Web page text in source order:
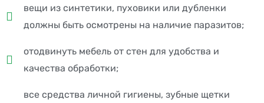
вещи из синтетики, пуховики или дубленки
должны быть осмотрены на наличие паразитов;
отодвинуть мебель от стен для удобства и
качества обработки;
все средства личной гигиены, зубные щетки